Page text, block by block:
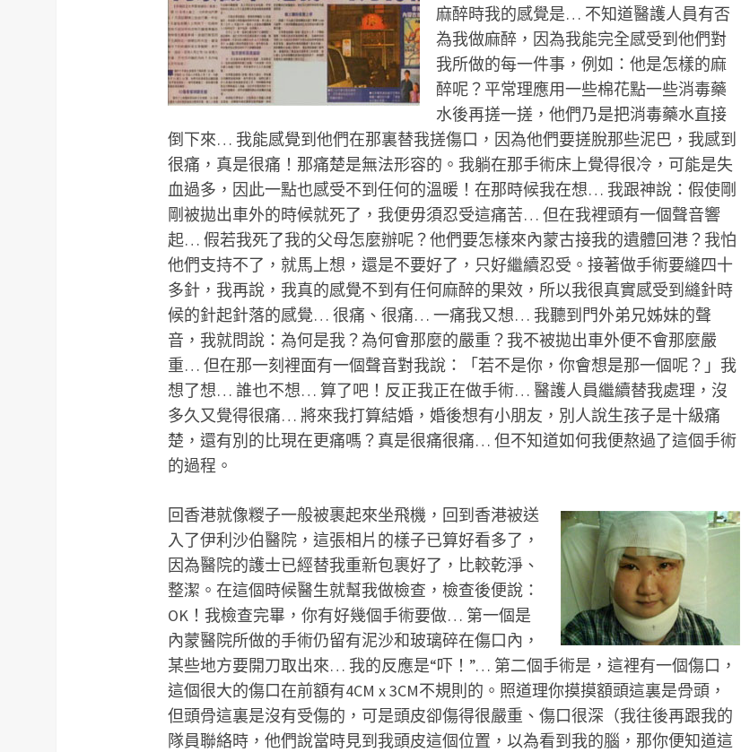
麻醉時我的感覺是… 不知道醫護人員有否
為我做麻醉，因為我能完全感受到他們對
我所做的每一件事，例如：他是怎樣的麻
醉呢？平常理應用一些棉花點一些消毒藥
水後再搓一搓，他們乃是把消毒藥水直接
倒下來… 我能感覺到他們在那裏替我搓傷口，因為他們要搓脫那些泥巴，我感到
很痛，真是很痛！那痛楚是無法形容的。我躺在那手術床上覺得很冷，可能是失
血過多，因此一點也感受不到任何的溫暖！在那時候我在想… 我跟神說：假使剛
剛被拋出車外的時候就死了，我便毋須忍受這痛苦… 但在我裡頭有一個聲音響
起… 假若我死了我的父母怎麼辦呢？他們要怎樣來內蒙古接我的遺體回港？我怕
他們支持不了，就馬上想，還是不要好了，只好繼續忍受。接著做手術要縫四十
多針，我再說，我真的感覺不到有任何麻醉的果效，所以我很真實感受到縫針時
候的針起針落的感覺… 很痛、很痛… 一痛我又想… 我聽到門外弟兄姊妹的聲
音，我就問說：為何是我？為何會那麼的嚴重？我不被拋出車外便不會那麼嚴
重… 但在那一刻裡面有一個聲音對我說：「若不是你，你會想是那一個呢？」我
想了想… 誰也不想… 算了吧！反正我正在做手術… 醫護人員繼續替我處理，沒
多久又覺得很痛… 將來我打算結婚，婚後想有小朋友，別人說生孩子是十級痛
楚，還有別的比現在更痛嗎？真是很痛很痛… 但不知道如何我便熬過了這個手術
的過程。
回香港就像糉子一般被裹起來坐飛機，回到香港被送
入了伊利沙伯醫院，這張相片的樣子已算好看多了，
因為醫院的護士已經替我重新包裹好了，比較乾淨、
整潔。在這個時候醫生就幫我做檢查，檢查後便說：
OK！我檢查完畢，你有好幾個手術要做… 第一個是
內蒙醫院所做的手術仍留有泥沙和玻璃碎在傷口內，
某些地方要開刀取出來… 我的反應是“吓！”… 第二個手術是，這裡有一個傷口，
這個很大的傷口在前額有4CM x 3CM不規則的。照道理你摸摸額頭這裏是骨頭，
但頭骨這裏是沒有受傷的，可是頭皮卻傷得很嚴重、傷口很深（我往後再跟我的
隊員聯絡時，他們說當時見到我頭皮這個位置，以為看到我的腦，那你便知道這